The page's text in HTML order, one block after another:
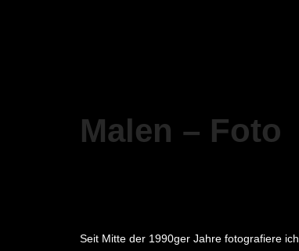
Malen – Foto
Seit Mitte der 1990ger Jahre fotografiere